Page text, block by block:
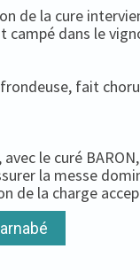
de la cure
dans le
fait
le curé
la messe
de la charge